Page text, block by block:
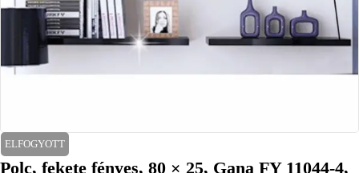
ELFOGYOTT
Polc, fekete fényes, 80 × 25, Gana FY 11044-4,